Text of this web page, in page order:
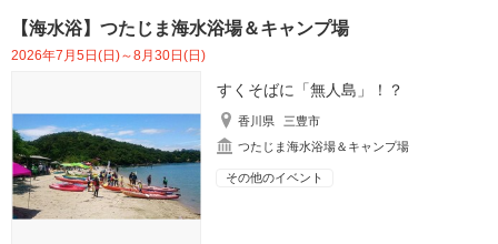
【海水浴】つたじま海水浴場＆キャンプ場
2026年7月5日(日)～8月30日(日)
すくそばに「無人島」！？
香川県
三豊市
つたじま海水浴場＆キャンプ場
その他のイベント